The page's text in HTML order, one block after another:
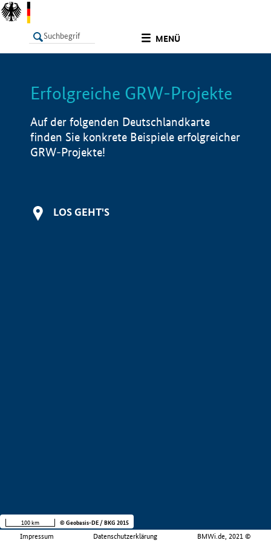
MENÜ
LISTE Info
Erfolgreiche GRW-Projekte
Auf der folgenden Deutschlandkarte
finden Sie konkrete Beispiele erfolgreicher
GRW-Projekte!
LOS GEHT'S
Impressum Datenschutzerklärung BMWi.de, 2021 ©
100 km © Geobasis-DE / BKG 2015